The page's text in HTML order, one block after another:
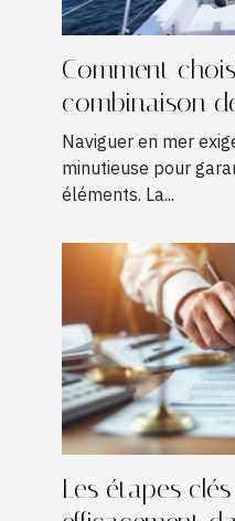
Comment
combinaison
navigation ?
Naviguer en mer
minutieuse pour
éléments. La...
Les étapes